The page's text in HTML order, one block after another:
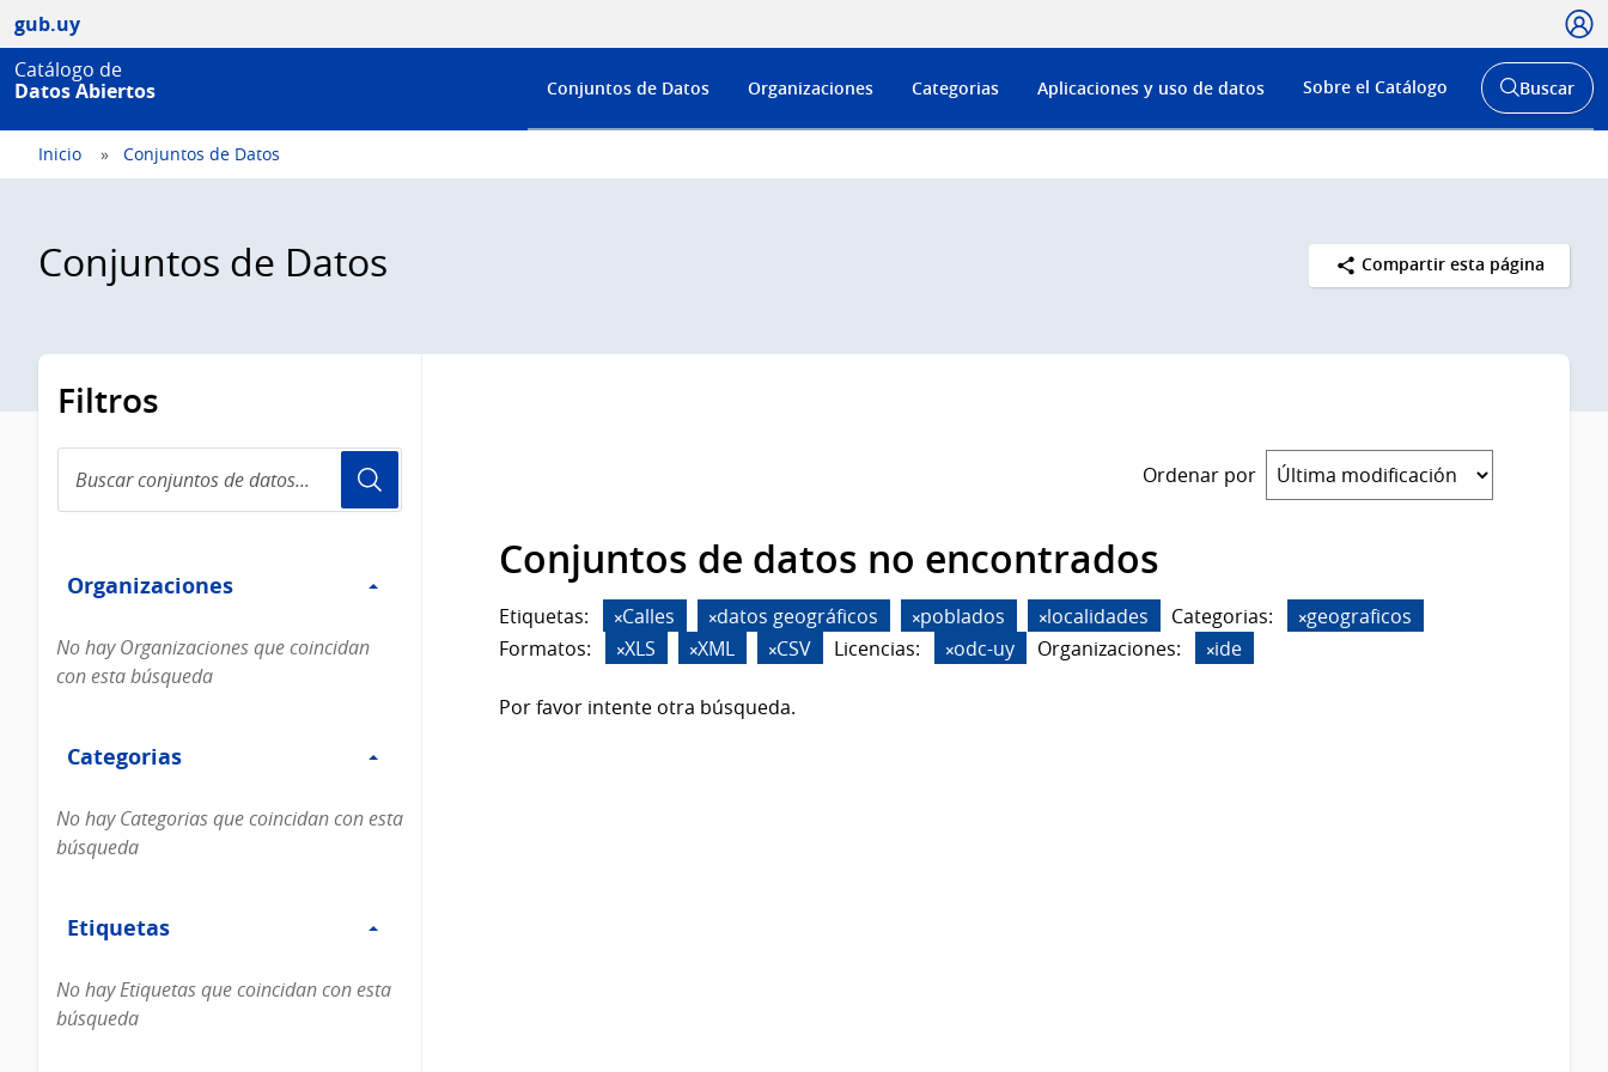
gub.uy
Catálogo de
Datos Abiertos
Menú
de
Conjuntos de Datos Organizaciones Categorias Aplicaciones y uso de datos Sobre el Catálogo
Abrir
buscador
Buscar
Inicio Conjuntos de Datos
Conjuntos de Datos Compartir esta página
Filtros
conjuntos
de
Organizaciones
Organizaciones
No hay Organizaciones que coincidan
con esta búsqueda
Categorias
Categorias
No hay Categorias que coincidan con esta
búsqueda
Etiquetas
Etiquetas
No hay Etiquetas que coincidan con esta
búsqueda
Ordenar por
Conjuntos de datos no encontrados
Etiquetas: Calles datos geográficos poblados localidades Categorias:
geograficos
Formatos:
XLS XML CSV Licencias: odc-uy Organizaciones: ide
Por favor intente otra búsqueda.